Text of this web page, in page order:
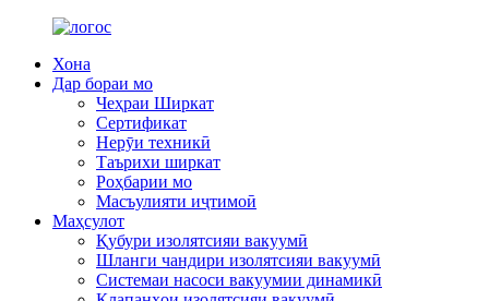
Хона
Дар бораи мо
Чеҳраи Ширкат
Сертификат
Нерӯи техникӣ
Таърихи ширкат
Роҳбарии мо
Масъулияти иҷтимоӣ
Маҳсулот
Қубури изолятсияи вакуумӣ
Шланги чандири изолятсияи вакуумӣ
Системаи насоси вакуумии динамикӣ